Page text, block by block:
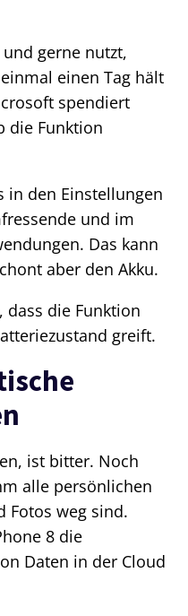
gerne nutzt,
einen Tag hält
spendiert
die Funktion
in den Einstellungen
und im
Das kann
aber den Akku.
dass die Funktion
greift.
ist bitter. Noch
alle persönlichen
Fotos weg sind.
8 die
Daten in der Cloud